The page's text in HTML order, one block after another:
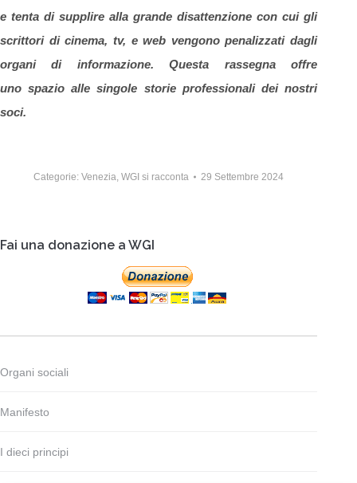
e tenta di supplire alla grande disattenzione con cui gli
scrittori di cinema, tv, e web vengono penalizzati dagli
organi di informazione. Questa rassegna offre
uno spazio alle singole storie professionali dei nostri
soci.
Categorie: Venezia, WGI si racconta 29 Settembre 2024
Fai una donazione a WGI
Organi sociali
Manifesto
I dieci principi